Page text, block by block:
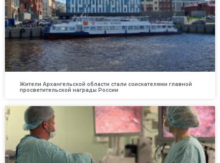
Жители Архангельской области стали соискателями главной
просветительской награды России